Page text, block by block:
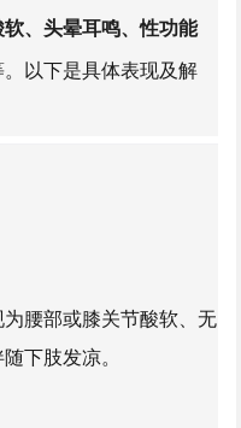
软、头晕耳鸣、性功能
。以下是具体表现及解
腰部或膝关节酸软、无
下肢发凉。